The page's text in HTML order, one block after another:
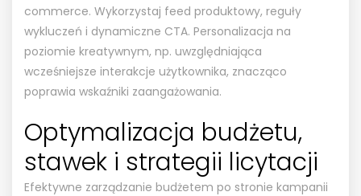
commerce. Wykorzystaj feed produktowy, reguły
wykluczeń i dynamiczne CTA. Personalizacja na
poziomie kreatywnym, np. uwzględniająca
wcześniejsze interakcje użytkownika, znacząco
poprawia wskaźniki zaangażowania.
Optymalizacja budżetu,
stawek i strategii licytacji
Efektywne zarządzanie budżetem po stronie kampanii